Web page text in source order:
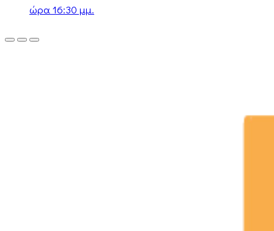
ώρα 16:30 μμ.